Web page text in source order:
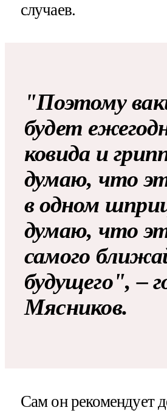
случаев.
"Поэтому
будет
ковида и
думаю, что
в одном
думаю, что
самого
будущего", –
Мясников.
Сам он рекомендует